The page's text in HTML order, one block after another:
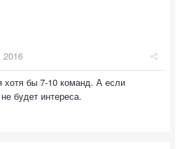
2016
хотя бы 7-10 команд. А если
будет интереса.